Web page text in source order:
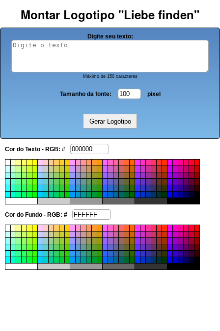
Montar Logotipo "Liebe finden"
Digite seu texto:
Máximo de 150 caracteres
Tamanho da fonte: pixel
Cor do Texto - RGB: #
Cor do Fundo - RGB: #